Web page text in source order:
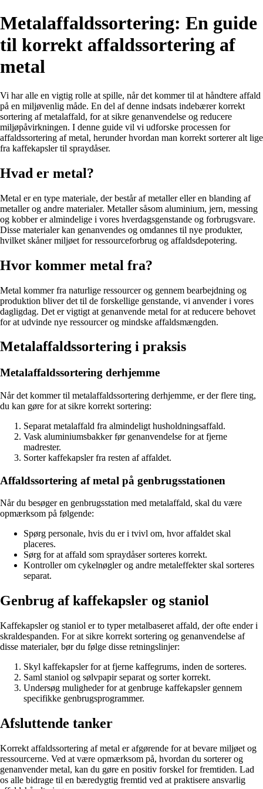
Metalaffaldssortering: En guide
til korrekt affaldssortering af
metal
Vi har alle en vigtig rolle at spille, når det kommer til at håndtere affald
på en miljøvenlig måde. En del af denne indsats indebærer korrekt
sortering af metalaffald, for at sikre genanvendelse og reducere
miljøpåvirkningen. I denne guide vil vi udforske processen for
affaldssortering af metal, herunder hvordan man korrekt sorterer alt lige
fra kaffekapsler til spraydåser.
Hvad er metal?
Metal er en type materiale, der består af metaller eller en blanding af
metaller og andre materialer. Metaller såsom aluminium, jern, messing
og kobber er almindelige i vores hverdagsgenstande og forbrugsvare.
Disse materialer kan genanvendes og omdannes til nye produkter,
hvilket skåner miljøet for ressourceforbrug og affaldsdepotering.
Hvor kommer metal fra?
Metal kommer fra naturlige ressourcer og gennem bearbejdning og
produktion bliver det til de forskellige genstande, vi anvender i vores
dagligdag. Det er vigtigt at genanvende metal for at reducere behovet
for at udvinde nye ressourcer og mindske affaldsmængden.
Metalaffaldssortering i praksis
Metalaffaldssortering derhjemme
Når det kommer til metalaffaldssortering derhjemme, er der flere ting,
du kan gøre for at sikre korrekt sortering:
Separat metalaffald fra almindeligt husholdningsaffald.
Vask aluminiumsbakker før genanvendelse for at fjerne
madrester.
Sorter kaffekapsler fra resten af affaldet.
Affaldssortering af metal på genbrugsstationen
Når du besøger en genbrugsstation med metalaffald, skal du være
opmærksom på følgende:
Spørg personale, hvis du er i tvivl om, hvor affaldet skal
placeres.
Sørg for at affald som spraydåser sorteres korrekt.
Kontroller om cykelnøgler og andre metaleffekter skal sorteres
separat.
Genbrug af kaffekapsler og staniol
Kaffekapsler og staniol er to typer metalbaseret affald, der ofte ender i
skraldespanden. For at sikre korrekt sortering og genanvendelse af
disse materialer, bør du følge disse retningslinjer:
Skyl kaffekapsler for at fjerne kaffegrums, inden de sorteres.
Saml staniol og sølvpapir separat og sorter korrekt.
Undersøg muligheder for at genbruge kaffekapsler gennem
specifikke genbrugsprogrammer.
Afsluttende tanker
Korrekt affaldssortering af metal er afgørende for at bevare miljøet og
ressourcerne. Ved at være opmærksom på, hvordan du sorterer og
genanvender metal, kan du gøre en positiv forskel for fremtiden. Lad
os alle bidrage til en bæredygtig fremtid ved at praktisere ansvarlig